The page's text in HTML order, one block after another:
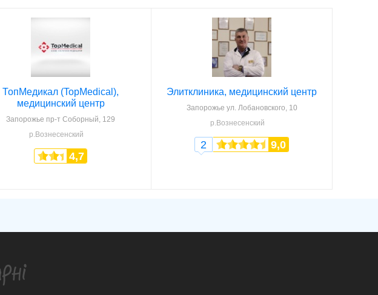
ТопМедикал (TopMedical),
медицинский центр
Запорожье пр-т Соборный, 129
р.Вознесенский
4,7
Элитклиника, медицинский центр
Запорожье ул. Лобановского, 10
р.Вознесенский
2 9,0